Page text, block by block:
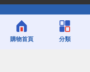
購物首頁 分類